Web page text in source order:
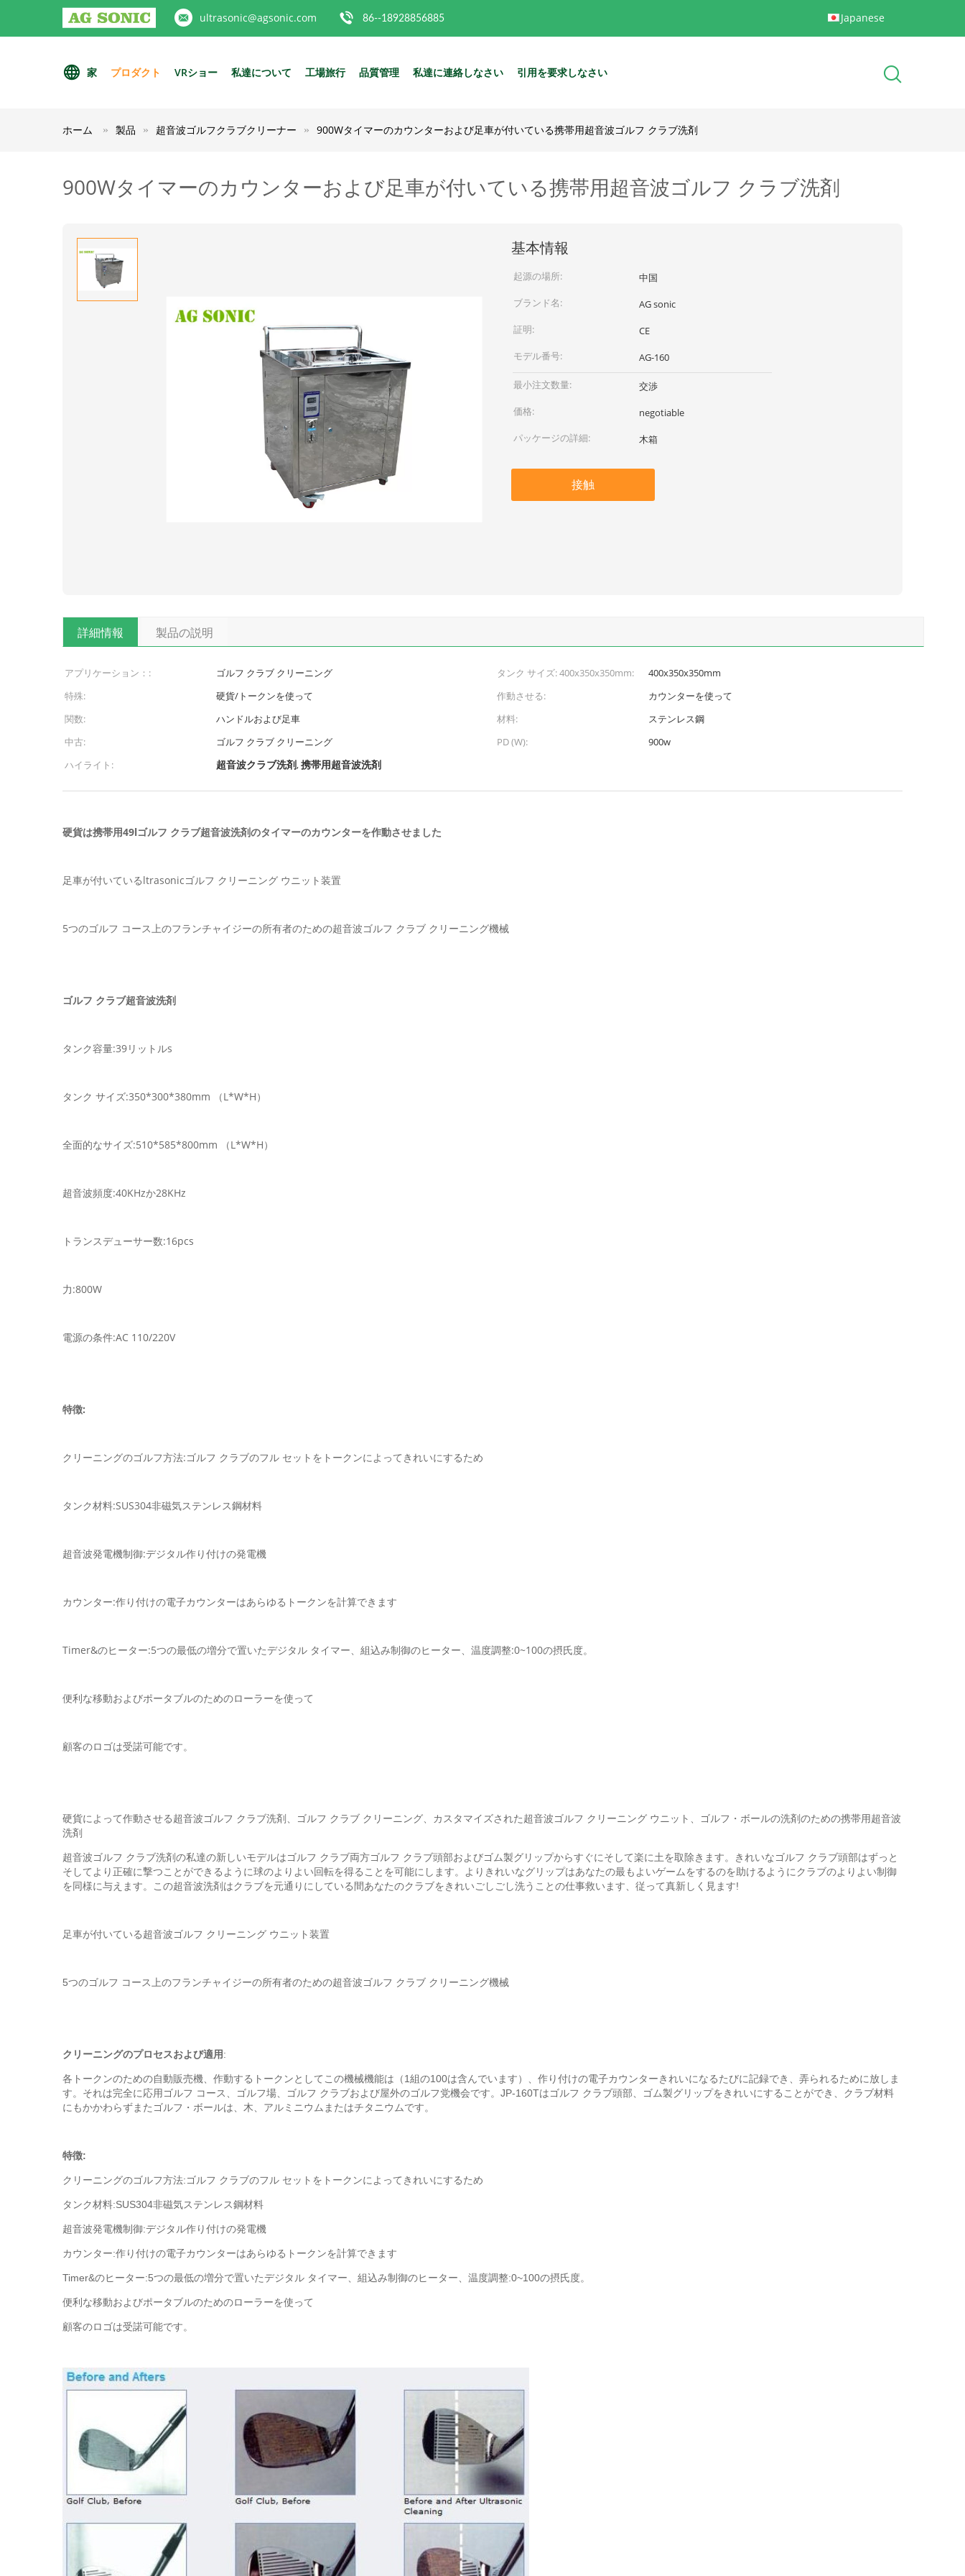
ultrasonic@agsonic.com 86--18928856885 Japanese
家 プロダクト VRショー 私達について 工場旅行 品質管理 私達に連絡しなさい 引用を要求しなさい
ホーム 製品 超音波ゴルフクラブクリーナー 900Wタイマーのカウンターおよび足車が付いている携帯用超音波ゴルフ クラブ洗剤
900Wタイマーのカウンターおよび足車が付いている携帯用超音波ゴルフ クラブ洗剤
基本情報
起源の場所:
中国
ブランド名:
AG sonic
証明:
CE
モデル番号:
AG-160
最小注文数量:
交渉
価格:
negotiable
パッケージの詳細:
木箱
接触
詳細情報 製品の説明
アプリケーション：: ゴルフ クラブ クリーニング タンク サイズ: 400x350x350mm:
400x350x350mm
特殊:
硬貨/トークンを使って 作動させる:
カウンターを使って
関数:
ハンドルおよび足車 材料:
ステンレス鋼
中古:
ゴルフ クラブ クリーニング PD (W):
900w
ハイライト:
超音波クラブ洗剤,携帯用超音波洗剤
硬貨は携帯用49lゴルフ クラブ超音波洗剤のタイマーのカウンターを作動させました
足車が付いているltrasonicゴルフ クリーニング ウニット装置
5つのゴルフ コース上のフランチャイジーの所有者のための超音波ゴルフ クラブ クリーニング機械
ゴルフ クラブ超音波洗剤
タンク容量:39リットルs
タンク サイズ:350*300*380mm （L*W*H）
全面的なサイズ:510*585*800mm （L*W*H）
超音波頻度:40KHzか28KHz
トランスデューサー数:16pcs
力:800W
電源の条件:AC 110/220V
特徴:
クリーニングのゴルフ方法:ゴルフ クラブのフル セットをトークンによってきれいにするため
タンク材料:SUS304非磁気ステンレス鋼材料
超音波発電機制御:デジタル作り付けの発電機
カウンター:作り付けの電子カウンターはあらゆるトークンを計算できます
Timer&のヒーター:5つの最低の増分で置いたデジタル タイマー、組込み制御のヒーター、温度調整:0~100の摂氏度。
便利な移動およびポータブルのためのローラーを使って
顧客のロゴは受諾可能です。
硬貨によって作動させる超音波ゴルフ クラブ洗剤、ゴルフ クラブ クリーニング、カスタマイズされた超音波ゴルフ クリーニング ウニット、ゴルフ・ボールの洗剤のための携帯用超音波
洗剤
超音波ゴルフ クラブ洗剤の私達の新しいモデルはゴルフ クラブ両方ゴルフ クラブ頭部およびゴム製グリップからすぐにそして楽に土を取除きます。きれいなゴルフ クラブ頭部はずっと
そしてより正確に撃つことができるように球のよりよい回転を得ることを可能にします。よりきれいなグリップはあなたの最もよいゲームをするのを助けるようにクラブのよりよい制御
を同様に与えます。この超音波洗剤はクラブを元通りにしている間あなたのクラブをきれいごしごし洗うことの仕事救います、従って真新しく見ます!
足車が付いている超音波ゴルフ クリーニング ウニット装置
5つのゴルフ コース上のフランチャイジーの所有者のための超音波ゴルフ クラブ クリーニング機械
クリーニングのプロセスおよび適用:
各トークンのための自動販売機、作動するトークンとしてこの機械機能は（1組の100は含んでいます）、作り付けの電子カウンターきれいになるたびに記録でき、弄られるために放しま
す。それは完全に応用ゴルフ コース、ゴルフ場、ゴルフ クラブおよび屋外のゴルフ党機会です。JP-160Tはゴルフ クラブ頭部、ゴム製グリップをきれいにすることができ、クラブ材料
にもかかわらずまたゴルフ・ボールは、木、アルミニウムまたはチタニウムです。
特徴:
クリーニングのゴルフ方法:ゴルフ クラブのフル セットをトークンによってきれいにするため
タンク材料:SUS304非磁気ステンレス鋼材料
超音波発電機制御:デジタル作り付けの発電機
カウンター:作り付けの電子カウンターはあらゆるトークンを計算できます
Timer&のヒーター:5つの最低の増分で置いたデジタル タイマー、組込み制御のヒーター、温度調整:0~100の摂氏度。
便利な移動およびポータブルのためのローラーを使って
顧客のロゴは受諾可能です。